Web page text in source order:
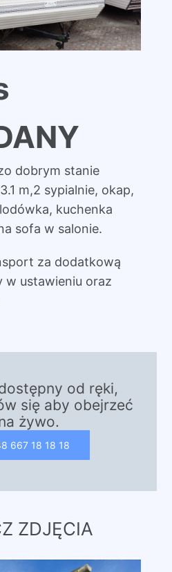
dobrym stanie
m,2 sypialnie, okap,
kuchenka
sofa w salonie.
za dodatkową
w ustawieniu oraz
od ręki,
się aby obejrzeć
żywo.
667 18 18 18
ZDJĘCIA